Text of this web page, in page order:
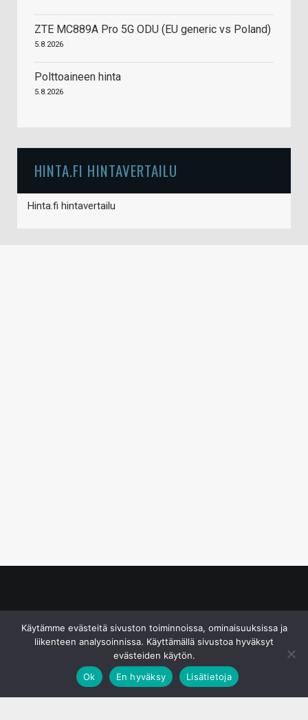
ZTE MC889A Pro 5G ODU (EU generic vs Poland)
5.8.2026
Polttoaineen hinta
5.8.2026
HINTA.FI HINTAVERTAILU
Hinta.fi hintavertailu
Käytämme evästeitä sivuston toiminnoissa, ominaisuuksissa ja
liikenteen analysoinnissa. Käyttämällä sivustoa hyväksyt
evästeiden käytön.
Ok
En hyväksy Lisätietoja